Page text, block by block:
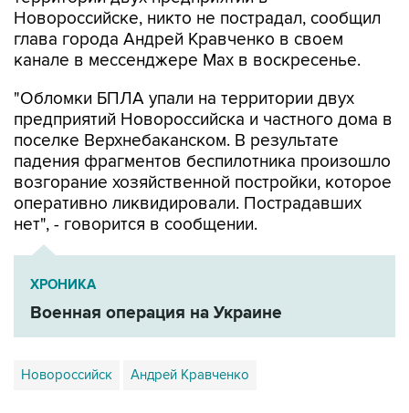
Новороссийске, никто не пострадал, сообщил
глава города Андрей Кравченко в своем
канале в мессенджере Max в воскресенье.
"Обломки БПЛА упали на территории двух
предприятий Новороссийска и частного дома в
поселке Верхнебаканском. В результате
падения фрагментов беспилотника произошло
возгорание хозяйственной постройки, которое
оперативно ликвидировали. Пострадавших
нет", - говорится в сообщении.
ХРОНИКА
Военная операция на Украине
Новороссийск Андрей Кравченко